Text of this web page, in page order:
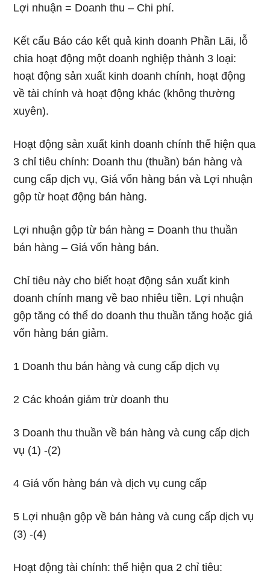
Lợi nhuận = Doanh thu – Chi phí.
Kết cấu Báo cáo kết quả kinh doanh Phần Lãi, lỗ
chia hoạt động một doanh nghiệp thành 3 loại:
hoạt động sản xuất kinh doanh chính, hoạt động
về tài chính và hoạt động khác (không thường
xuyên).
Hoạt động sản xuất kinh doanh chính thể hiện qua
3 chỉ tiêu chính: Doanh thu (thuần) bán hàng và
cung cấp dịch vụ, Giá vốn hàng bán và Lợi nhuận
gộp từ hoạt động bán hàng.
Lợi nhuận gộp từ bán hàng = Doanh thu thuần
bán hàng – Giá vốn hàng bán.
Chỉ tiêu này cho biết hoạt động sản xuất kinh
doanh chính mang về bao nhiêu tiền. Lợi nhuận
gộp tăng có thể do doanh thu thuần tăng hoặc giá
vốn hàng bán giảm.
1 Doanh thu bán hàng và cung cấp dịch vụ
2 Các khoản giảm trừ doanh thu
3 Doanh thu thuần về bán hàng và cung cấp dịch
vụ (1) -(2)
4 Giá vốn hàng bán và dịch vụ cung cấp
5 Lợi nhuận gộp về bán hàng và cung cấp dịch vụ
(3) -(4)
Hoạt động tài chính: thể hiện qua 2 chỉ tiêu: